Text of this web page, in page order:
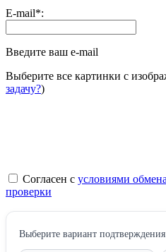
E-mail*:
Введите ваш e-mail
Выберите все картинки с
задачу?)
Согласен с условиями
проверки
Выберите вариант